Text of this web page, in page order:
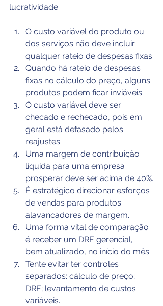
lucratividade:
O custo variável do produto ou
dos serviços não deve incluir
qualquer rateio de despesas fixas.
Quando há rateio de despesas
fixas no cálculo do preço, alguns
produtos podem ficar inviáveis.
O custo variável deve ser
checado e rechecado, pois em
geral está defasado pelos
reajustes.
Uma margem de contribuição
líquida para uma empresa
prosperar deve ser acima de 40%.
É estratégico direcionar esforços
de vendas para produtos
alavancadores de margem.
Uma forma vital de comparação
é receber um DRE gerencial,
bem atualizado, no início do mês.
Tente evitar ter controles
separados: cálculo de preço;
DRE; levantamento de custos
variáveis.